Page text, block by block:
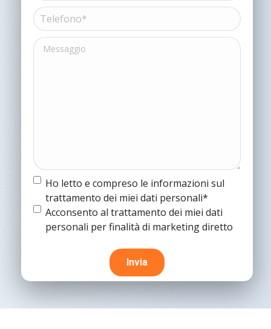
Telefono*
(Obbligatorio)
Messaggio
Termine
condizioni(Obbligatorio)
Ho letto e compreso le informazioni sul
trattamento dei miei dati personali*
Termine
condizioni
Acconsento al trattamento dei miei dati
personali per finalità di marketing diretto